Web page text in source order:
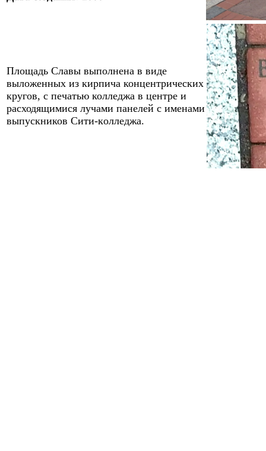
Площадь Славы выполнена в виде
выложенных из кирпича концентрических
кругов, с печатью колледжа в центре и
расходящимися лучами панелей с именами
выпускников Сити-колледжа.